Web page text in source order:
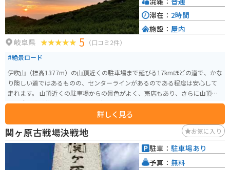
岐阜県 5 （口コミ2件）
#絶景ロード
伊吹山（標高1377m）の山頂近くの駐車場まで延びる17kmほどの道で、かな
り険しい道ではあるものの、センターラインがあるのである程度は安心して
走れます。 山頂近くの駐車場からの景色がよく、売店もあり、さらに山頂ま
では登山道が整備されているので初心者でもオススメです。 山頂にはスカイ
テラスや展望台、登山口があります。スカイテラスでは伊吹そばや薬草ソフ
トクリームなど品数豊富なメニューがあります。 お土産もこちらで購入する
ことができます。 山頂駐車場まで約30分ほどでたどり着くことができます。
完全舗装されていて、走行に不便はありません。駐車場も広くてゆとりがあ
特に秋は紅葉シーズンできれいな紅葉を見ながら楽しめますし、伊吹山に生
詳しく見る
滞在： 2時間
施設： 屋内
関ヶ原古戦場決戦地 お気に入り
駐車： 駐車場あり
予算： 無料